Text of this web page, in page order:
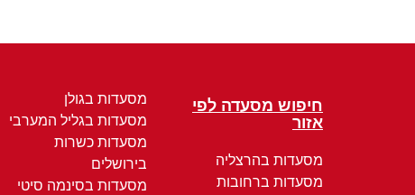
חיפוש מסעדה לפי
אזור
מסעדות בהרצליה
מסעדות ברחובות
מסעדות בגולן
מסעדות בגליל המערבי
מסעדות כשרות
בירושלים
מסעדות בסינמה סיטי